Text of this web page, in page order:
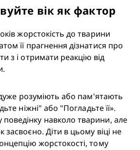
вік як фактор
її прагнення дізнатися про
з і отримати реакцію від
ніжні" або "Погладьте її».
навколо тварини, але
Діти в цьому віці не
жорстокості, тому